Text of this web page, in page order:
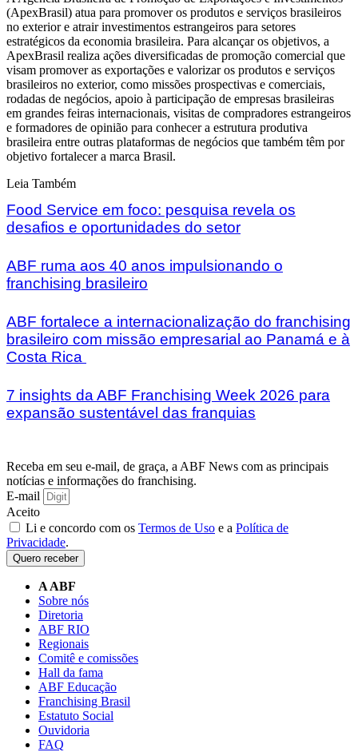
(ApexBrasil) atua para promover os produtos e serviços brasileiros
no exterior e atrair investimentos estrangeiros para setores
estratégicos da economia brasileira. Para alcançar os objetivos, a
ApexBrasil realiza ações diversificadas de promoção comercial que
visam promover as exportações e valorizar os produtos e serviços
brasileiros no exterior, como missões prospectivas e comerciais,
rodadas de negócios, apoio à participação de empresas brasileiras
em grandes feiras internacionais, visitas de compradores estrangeiros
e formadores de opinião para conhecer a estrutura produtiva
brasileira entre outras plataformas de negócios que também têm por
objetivo fortalecer a marca Brasil.
Leia Também
Food Service em foco: pesquisa revela os
desafios e oportunidades do setor
ABF ruma aos 40 anos impulsionando o
franchising brasileiro
ABF fortalece a internacionalização do franchising
brasileiro com missão empresarial ao Panamá e à
Costa Rica
7 insights da ABF Franchising Week 2026 para
expansão sustentável das franquias
Receba em seu e-mail, de graça, a ABF News com as principais
notícias e informações do franchising.
E-mail
Aceito
Li e concordo com os Termos de Uso e a Política de
Privacidade.
Quero receber
A ABF
Sobre nós
Diretoria
ABF RIO
Regionais
Comitê e comissões
Hall da fama
ABF Educação
Franchising Brasil
Estatuto Social
Ouvidoria
FAQ